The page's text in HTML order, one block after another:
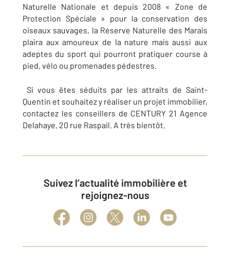
Naturelle Nationale et depuis 2008 « Zone de
Protection Spéciale » pour la conservation des
oiseaux sauvages, la Réserve Naturelle des Marais
plaira aux amoureux de la nature mais aussi aux
adeptes du sport qui pourront pratiquer course à
pied, vélo ou promenades pédestres.
Si vous êtes séduits par les attraits de Saint-
Quentin et souhaitez y réaliser un projet immobilier,
contactez les conseillers de CENTURY 21 Agence
Delahaye, 20 rue Raspail. A très bientôt.
Suivez l’actualité immobilière et
rejoignez-nous